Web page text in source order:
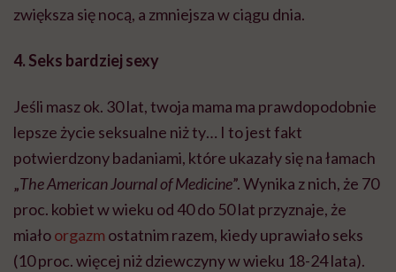
zwiększa się nocą, a zmniejsza w ciągu dnia.
4. Seks bardziej sexy
Jeśli masz ok. 30 lat, twoja mama ma prawdopodobnie
lepsze życie seksualne niż ty… I to jest fakt
potwierdzony badaniami, które ukazały się na łamach
„The American Journal of Medicine”. Wynika z nich, że 70
proc. kobiet w wieku od 40 do 50 lat przyznaje, że
miałoorgazm ostatnim razem, kiedy uprawiało seks
(10 proc. więcej niż dziewczyny w wieku 18-24 lata).